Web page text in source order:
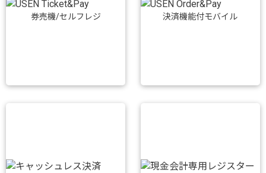
券売機/セルフレジ 決済機能付モバイル